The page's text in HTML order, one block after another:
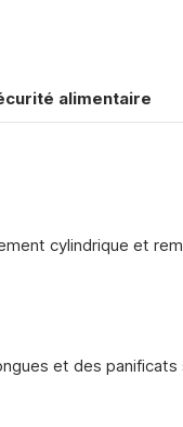
alimentaire
cylindrique et
et des panificats